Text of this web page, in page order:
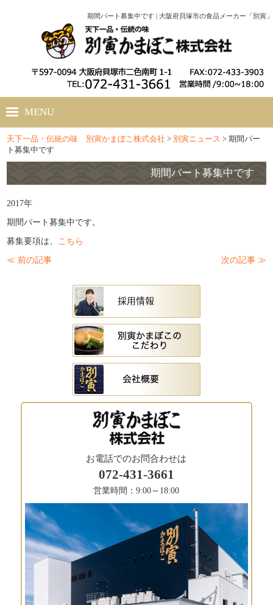
期間パート募集中です | 大阪府貝塚市の食品メーカー「別寅」
MENU
ホーム
別寅かまぼこのこだわり
商品紹介
別寅レシピ
天下一品・伝統の味 別寅かまぼこ株式会社 > 別寅ニュース >期間パー
ト募集中です
期間パート募集中です
2017年
期間パート募集中です。
募集要項は、 こちら
≪ 前の記事 次の記事 ≫
お電話でのお問合わせは
072-431-3661
営業時間：9:00～18:00